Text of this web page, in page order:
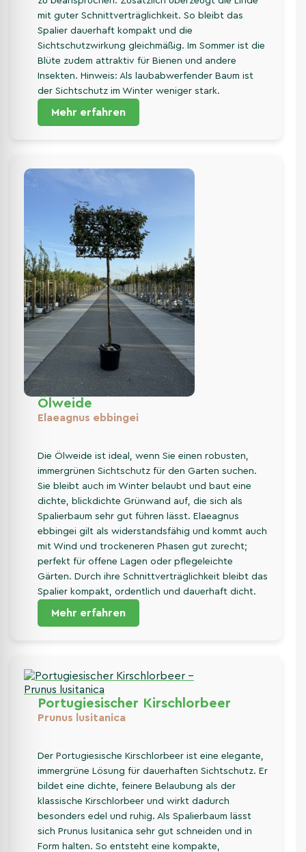
mit guter Schnittverträglichkeit. So bleibt das
Spalier dauerhaft kompakt und die
Sichtschutzwirkung gleichmäßig. Im Sommer ist die
Blüte zudem attraktiv für Bienen und andere
Insekten. Hinweis: Als laubabwerfender Baum ist
der Sichtschutz im Winter weniger stark.
Mehr erfahren
Ölweide
Elaeagnus ebbingei
Die Ölweide ist ideal, wenn Sie einen robusten,
immergrünen Sichtschutz für den Garten suchen.
Sie bleibt auch im Winter belaubt und baut eine
dichte, blickdichte Grünwand auf, die sich als
Spalierbaum sehr gut führen lässt. Elaeagnus
ebbingei gilt als widerstandsfähig und kommt auch
mit Wind und trockeneren Phasen gut zurecht;
perfekt für offene Lagen oder pflegeleichte
Gärten. Durch ihre Schnittverträglichkeit bleibt das
Spalier kompakt, ordentlich und dauerhaft dicht.
Mehr erfahren
Portugiesischer Kirschlorbeer
Prunus lusitanica
Der Portugiesische Kirschlorbeer ist eine elegante,
immergrüne Lösung für dauerhaften Sichtschutz. Er
bildet eine dichte, feinere Belaubung als der
klassische Kirschlorbeer und wirkt dadurch
besonders edel und ruhig. Als Spalierbaum lässt
sich Prunus lusitanica sehr gut schneiden und in
Form halten. So entsteht eine kompakte,